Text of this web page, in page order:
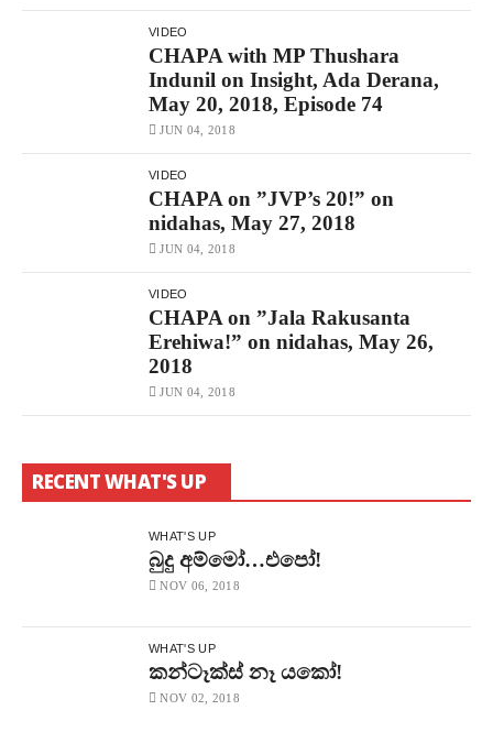
VIDEO
CHAPA with MP Thushara
Indunil on Insight, Ada Derana,
May 20, 2018, Episode 74
JUN 04, 2018
VIDEO
CHAPA on ”JVP’s 20!” on
nidahas, May 27, 2018
JUN 04, 2018
VIDEO
CHAPA on ”Jala Rakusanta
Erehiwa!” on nidahas, May 26,
2018
JUN 04, 2018
RECENT WHAT'S UP
WHAT'S UP
බුදු අම්මෝ…එපෝ!
NOV 06, 2018
WHAT'S UP
කන්ටෑක්ස් නෑ යකෝ!
NOV 02, 2018